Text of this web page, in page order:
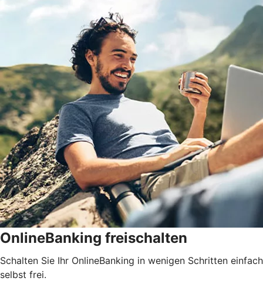
OnlineBanking freischalten
Schalten Sie Ihr OnlineBanking in wenigen Schritten einfach
selbst frei.